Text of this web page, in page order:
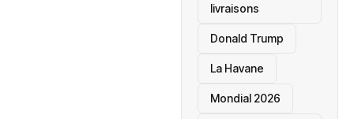
livraisons
Donald Trump
La Havane
Mondial 2026